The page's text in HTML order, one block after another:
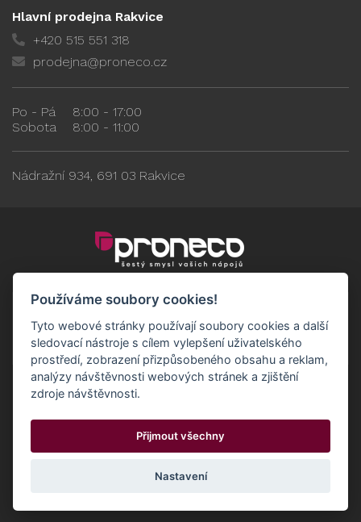
Hlavní prodejna Rakvice
+420 515 551 318
prodejna@proneco.cz
Po - Pá
8:00 - 17:00
Sobota
8:00 - 11:00
Nádražní 934, 691 03 Rakvice
GDPR - Odběratelé
GDPR - Dodavatelé
Možnosti dopravy a platby
Cookies
© 2024 Proneco
Používáme soubory cookies!
Tyto webové stránky používají soubory cookies a další
sledovací nástroje s cílem vylepšení uživatelského
prostředí, zobrazení přizpůsobeného obsahu a reklam,
analýzy návštěvnosti webových stránek a zjištění
zdroje návštěvnosti.
Přijmout všechny
Nastavení